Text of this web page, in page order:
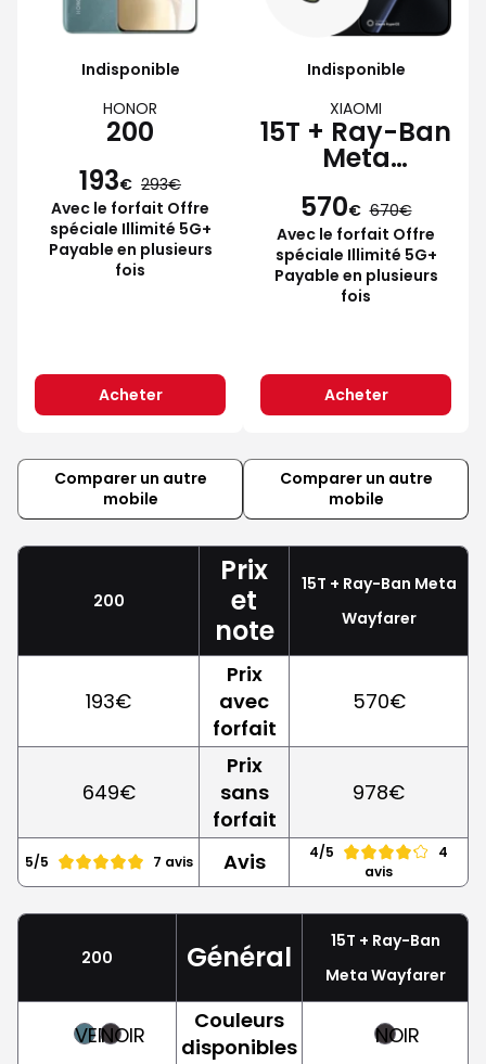
Indisponible
HONOR
200
193€ 293
Avec le forfait Offre
spéciale Illimité 5G+
Payable en plusieurs
fois
Acheter
Indisponible
XIAOMI
15T + Ray-Ban
Meta
570€ 670
Avec le forfait Offre
spéciale Illimité 5G+
Payable en plusieurs
fois
Acheter
Comparer un autre
mobile
Comparer un autre
mobile
200
Prix
et
note
15T + Ray-Ban Meta
Wayfarer
193€
Prix
avec
forfait
570€
649€
Prix
sans
forfait
978€
5/5 7 avis Avis 4/5
4
avis
200 Général
15T + Ray-Ban
Meta Wayfarer
VERTNOIR
Couleurs
disponibles
NOIR